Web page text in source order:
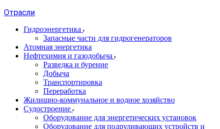
Отрасли
Гидроэнергетика
Запасные части для гидрогенераторов
Атомная энергетика
Нефтехимия и газодобыча
Разведка и бурение
Добыча
Транспортировка
Переработка
Жилищно-коммунальное и водное хозяйство
Судостроение
Оборудование для энергетических установок
Оборудование для подруливающих устройств и